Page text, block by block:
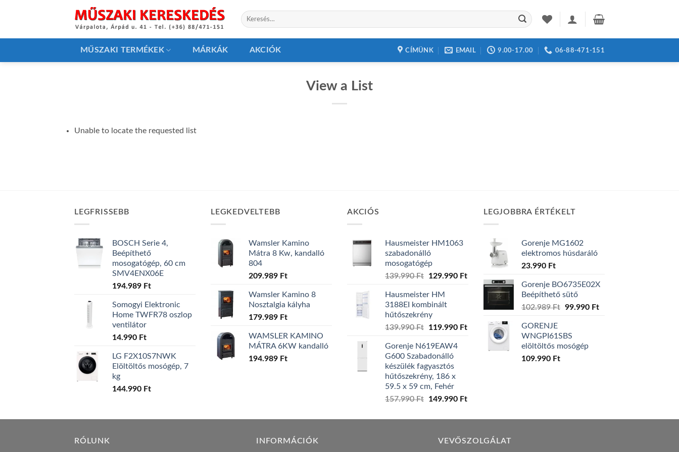
Keresés
a
MŰSZAKI TERMÉKEK MÁRKÁK AKCIÓK CÍMÜNK EMAIL 9.00-17.00 06-88-471-151
View a List
Unable to locate the requested list
LEGFRISSEBB
BOSCH Serie 4,
Beépíthető
mosogatógép, 60 cm
SMV4ENX06E
194.989 Ft
Somogyi Elektronic
Home TWFR78 oszlop
ventilátor
14.990 Ft
LG F2X10S7NWK
Elöltöltős mosógép, 7
kg
144.990 Ft
LEGKEDVELTEBB
Wamsler Kamino
Mátra 8 Kw, kandalló
804
209.989 Ft
Wamsler Kamino 8
Nosztalgia kályha
179.989 Ft
WAMSLER KAMINO
MÁTRA 6KW kandalló
194.989 Ft
AKCIÓS
Hausmeister HM1063
szabadonálló
mosogatógép
139.990Ft
Original
was:
139.990 Ft.
129.990 FtCurrent
price
129.990 Ft.
Hausmeister HM
3188EI kombinált
hűtőszekrény
139.990Ft
Original
was:
139.990 Ft.
119.990 FtCurrent
Gorenje N619EAW4
G600 Szabadonálló
készülék fagyasztós
hűtőszekrény, 186 x
59.5 x 59 cm, Fehér
157.990Ft
Original
was:
149.990 FtCurrent
is:
LEGJOBBRA ÉRTÉKELT
Gorenje MG1602
elektromos húsdaráló
23.990 Ft
Gorenje BO6735E02X
Beépíthető sütő
102.989Ft Original
102.989 Ft.
99.990 FtCurrent
GORENJE
WNGPI61SBS
elöltöltős mosógép
109.990 Ft
RÓLUNK INFORMÁCIÓK VEVŐSZOLGÁLAT